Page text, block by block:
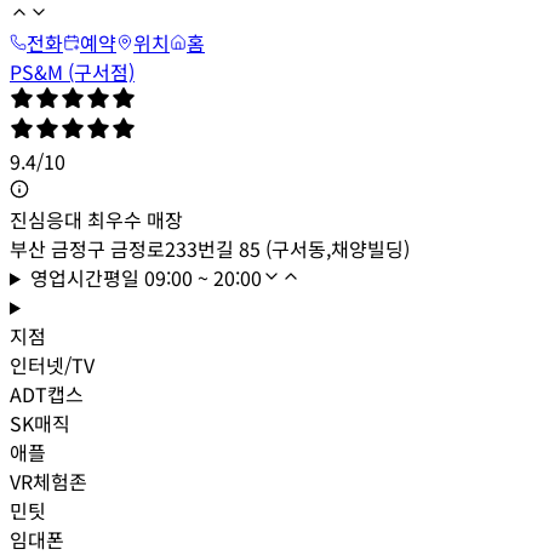
전화
예약 위치
홈
PS&M (구서점)
9.4/10
진심응대 최우수 매장
부산 금정구 금정로233번길 85 (구서동,채양빌딩)
영업시간평일 09:00 ~ 20:00
지점
인터넷/TV
ADT캡스
SK매직
애플
VR체험존
민팃
임대폰